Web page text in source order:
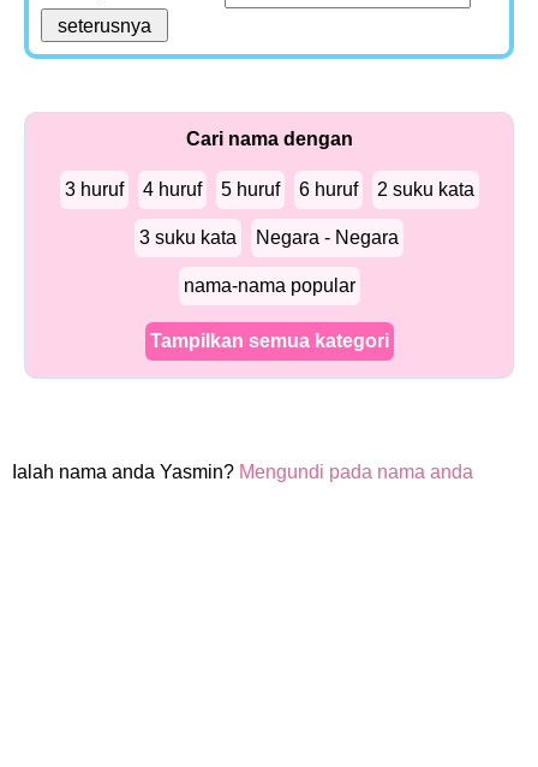
Cari nama dengan
3 huruf 4 huruf 5 huruf 6 huruf 2 suku kata
3 suku kata Negara - Negara
nama-nama popular
Tampilkan semua kategori
Ialah nama anda Yasmin? Mengundi pada nama anda